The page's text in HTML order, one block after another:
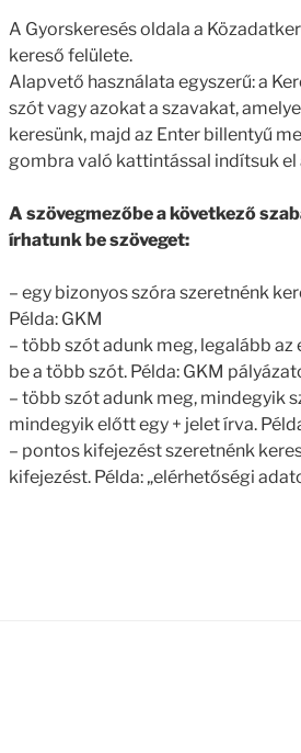
A Gyorskeresés oldala a
kereső felülete.
Alapvető használata egyszerű: a
szót vagy azokat a szavakat,
keresünk, majd az Enter billentyű
gombra való kattintással indítsuk el
A szövegmezőbe a következő
írhatunk be szöveget:
– egy bizonyos szóra szeretnénk
Példa: GKM
– több szót adunk meg, legalább
be a több szót. Példa: GKM
– több szót adunk meg, mindegyik
mindegyik előtt egy + jelet írva.
– pontos kifejezést szeretnénk
kifejezést. Példa: „elérhetőségi